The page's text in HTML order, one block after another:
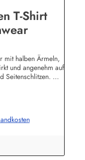
T-Shirt
mit halben Ärmeln,
und angenehm auf
Mit